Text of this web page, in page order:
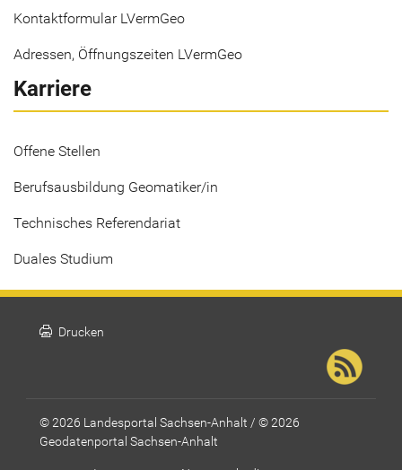
Kontaktformular LVermGeo
Adressen, Öffnungszeiten LVermGeo
Karriere
Offene Stellen
Berufsausbildung Geomatiker/in
Technisches Referendariat
Duales Studium
print Drucken
© 2026 Landesportal Sachsen-Anhalt / © 2026
Geodatenportal Sachsen-Anhalt